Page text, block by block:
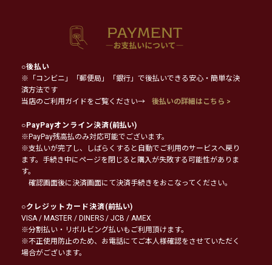
○後払い
※「コンビニ」「郵便局」「銀行」で後払いできる安心・簡単な決
済方法です
当店のご利用ガイドをご覧ください→
後払いの詳細はこちら >
○PayPayオンライン決済(前払い)
※PayPay残高払のみ対応可能でございます。
※支払いが完了し、しばらくすると自動でご利用のサービスへ戻り
ます。手続き中にページを閉じると購入が失敗する可能性がありま
す。
確認画面後に決済画面にて決済手続きをおこなってください。
○クレジットカード決済(前払い)
VISA / MASTER / DINERS / JCB / AMEX
※分割払い・リボルビング払いもご利用頂けます。
※不正使用防止のため、お電話にてご本人様確認をさせていただく
場合がございます。